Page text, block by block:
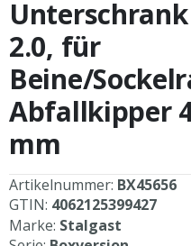
der
Bildergalerie
springen
2.0, für
Beine/
Abfallkipper
mm
Artikelnummer: BX45656
GTIN: 4062125399427
Marke: Stalgast